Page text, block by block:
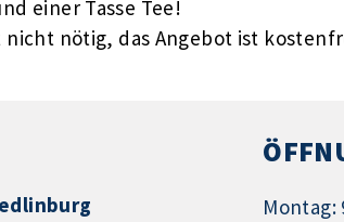
einer Tasse Tee!
nicht nötig, das Angebot ist
Montag: